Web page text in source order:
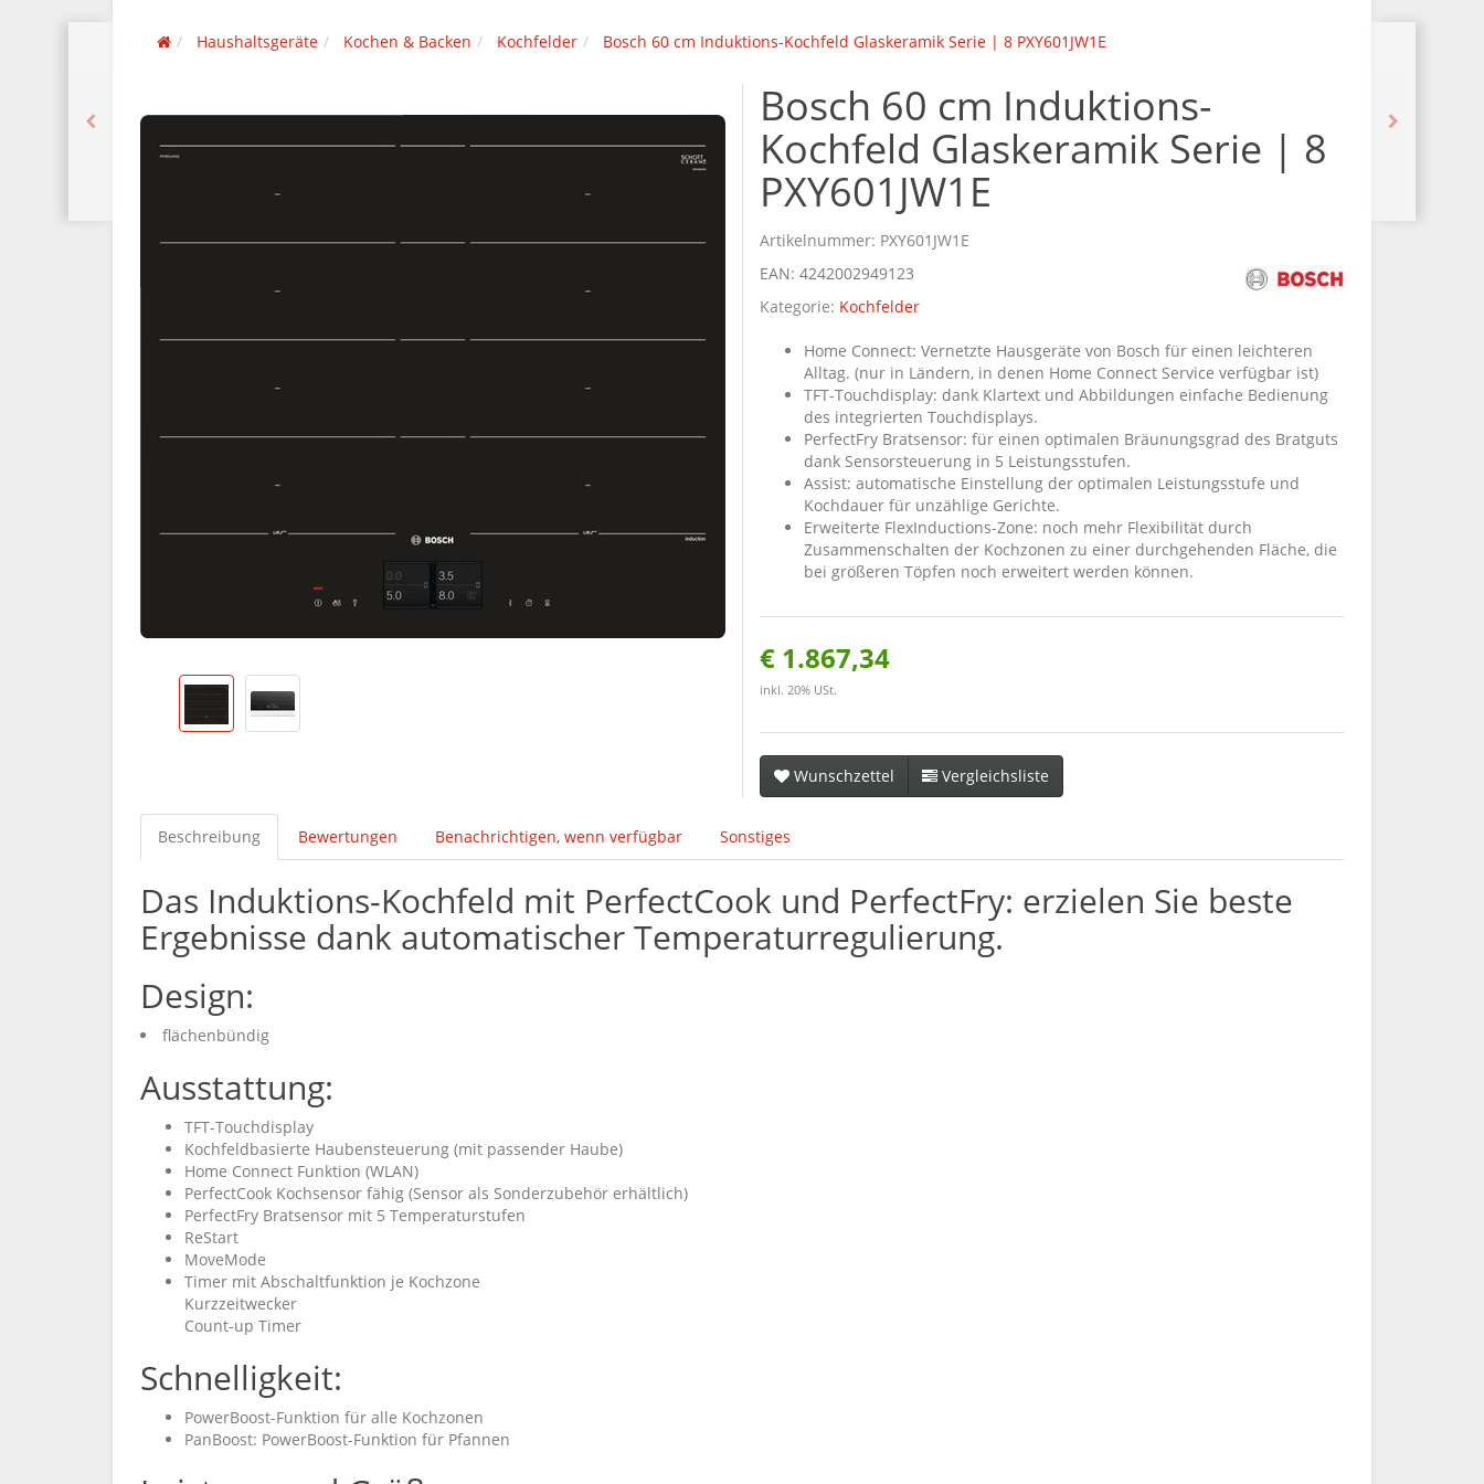
Haushaltsgeräte Kochen & Backen Kochfelder Bosch 60 cm Induktions-Kochfeld Glaskeramik Serie | 8 PXY601JW1E
Bosch 60 cm Induktions-
Kochfeld Glaskeramik Serie | 8
PXY601JW1E
Artikelnummer: PXY601JW1E
EAN: 4242002949123
Kategorie: Kochfelder
Home Connect: Vernetzte Hausgeräte von Bosch für einen leichteren
Alltag. (nur in Ländern, in denen Home Connect Service verfügbar ist)
TFT-Touchdisplay: dank Klartext und Abbildungen einfache Bedienung
des integrierten Touchdisplays.
PerfectFry Bratsensor: für einen optimalen Bräunungsgrad des Bratguts
dank Sensorsteuerung in 5 Leistungsstufen.
Assist: automatische Einstellung der optimalen Leistungsstufe und
Kochdauer für unzählige Gerichte.
Erweiterte FlexInductions-Zone: noch mehr Flexibilität durch
Zusammenschalten der Kochzonen zu einer durchgehenden Fläche, die
bei größeren Töpfen noch erweitert werden können.
€ 1.867,34
inkl. 20% USt.
Wunschzettel Vergleichsliste
Beschreibung Bewertungen Benachrichtigen, wenn verfügbar Sonstiges
Das Induktions-Kochfeld mit PerfectCook und PerfectFry: erzielen Sie beste
Ergebnisse dank automatischer Temperaturregulierung.
Design:
flächenbündig
Ausstattung:
TFT-Touchdisplay
Kochfeldbasierte Haubensteuerung (mit passender Haube)
Home Connect Funktion (WLAN)
PerfectCook Kochsensor fähig (Sensor als Sonderzubehör erhältlich)
PerfectFry Bratsensor mit 5 Temperaturstufen
ReStart
MoveMode
Timer mit Abschaltfunktion je Kochzone
Kurzzeitwecker
Count-up Timer
Schnelligkeit:
PowerBoost-Funktion für alle Kochzonen
PanBoost: PowerBoost-Funktion für Pfannen